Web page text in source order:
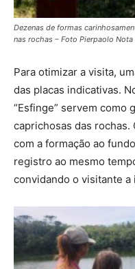
Dezenas de formas
nas rochas – Foto Pierpaolo Nota
Para otimizar a visita,
das placas indicativas.
“Esfinge” servem como
caprichosas das rochas.
com a formação ao
registro ao mesmo
convidando o visitante